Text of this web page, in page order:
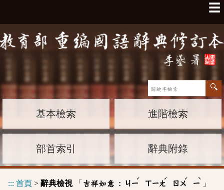
☰
基本檢索 進階檢索
部首索引 辭典附錄
::: 首頁 > 辭典檢視「 吉祥如意 : ㄐㄧ
ˊ
ㄒㄧㄤ
ˊ
ㄖㄨ
ˊ
ㄧ
ˋ
」